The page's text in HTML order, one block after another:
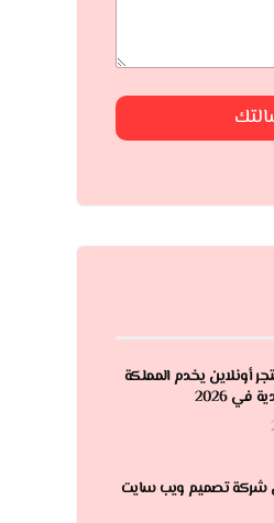
أونلاين يخدم المملكة
في 2026
تصميم ويب سايت